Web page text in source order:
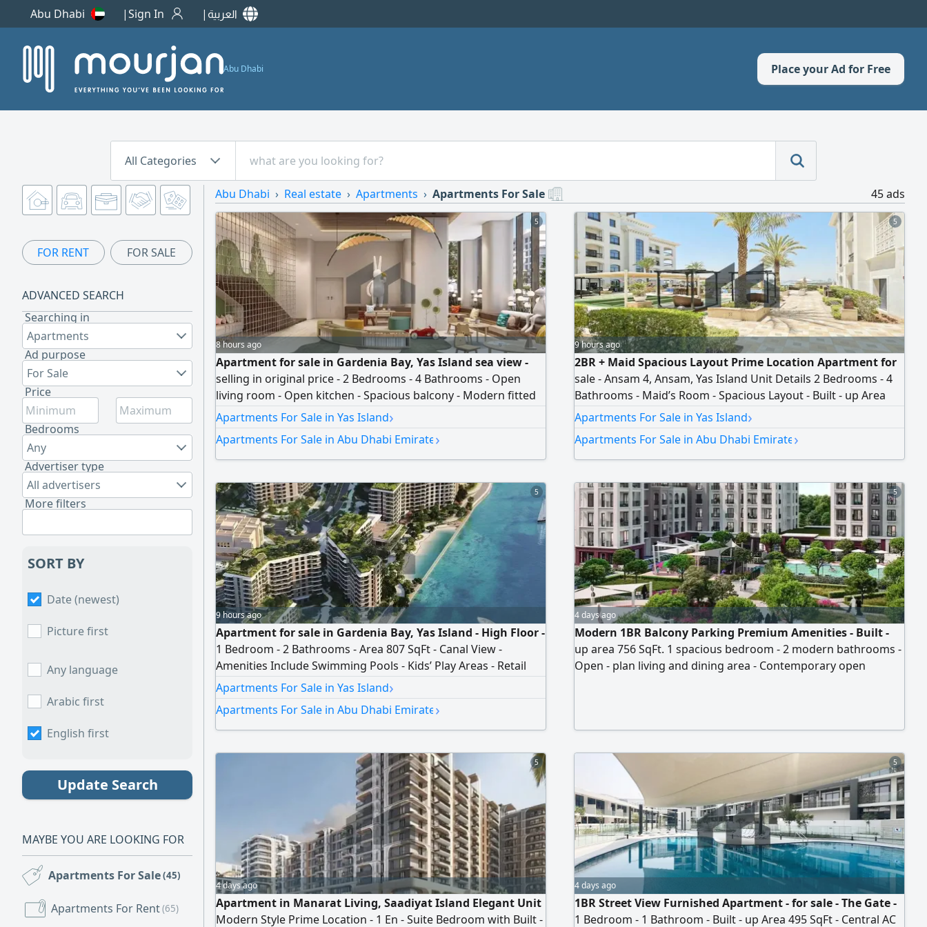
Abu Dhabi Sign In العربية
Abu Dhabi Place your Ad for Free
All Categories
FOR RENT FOR SALE
ADVANCED SEARCH
Searching in
Apartments
Ad purpose
For Sale
Price
Bedrooms
Any
Advertiser type
All advertisers
More filters
SORT BY
Date (newest)
Picture first
Any language
Arabic first
English first
Update Search
MAYBE YOU ARE LOOKING FOR
Apartments For Sale(45)
Apartments For Rent(65)
Abu Dhabi Real estate Apartments Apartments For Sale 45 ads
5
8 hours ago
Apartment for sale in Gardenia Bay, Yas Island sea view -
selling in original price - 2 Bedrooms - 4 Bathrooms - Open
living room - Open kitchen - Spacious balcony - Modern fitted
kitchen - Built - in wardrobes - price 3384000 - ref AP24214
Apartments For Sale in Yas Island›
Apartments For Sale in Abu Dhabi Emirate›
5
9 hours ago
2BR + Maid Spacious Layout Prime Location Apartment for
sale - Ansam 4, Ansam, Yas Island Unit Details 2 Bedrooms - 4
Bathrooms - Maid’s Room - Spacious Layout - Built - up Area
1636 SqFt Amenities Swimming Pools - Fitness Facilities -
Landscaped Gardens - children’ Play Areas - Community Spaces
- Covered Parking - 24/ 7 Security - price 3699000 - ref AP26910
Apartments For Sale in Yas Island›
Apartments For Sale in Abu Dhabi Emirate›
5
9 hours ago
Apartment for sale in Gardenia Bay, Yas Island - High Floor -
1 Bedroom - 2 Bathrooms - Area 807 SqFt - Canal View -
Amenities Include Swimming Pools - Kids’ Play Areas - Retail
and Dining Outlets Within the Community - Walking and
Jogging Tracks - 24/ 7 Security and Maintenance Services -
Price AED1700000 - No Brokers Please - Reference Number AP
27160
Apartments For Sale in Yas Island›
Apartments For Sale in Abu Dhabi Emirate›
5
4 days ago
Modern 1BR Balcony Parking Premium Amenities - Built -
up area 756 SqFt. 1 spacious bedroom - 2 modern bathrooms -
Open - plan living and dining area - Contemporary open
5
4 days ago
Apartment in Manarat Living, Saadiyat Island Elegant Unit
Modern Style Prime Location - 1 En - Suite Bedroom with Built -
5
4 days ago
1BR Street View Furnished Apartment - for sale - The Gate -
1 Bedroom - 1 Bathroom - Built - up Area 495 SqFt - Central AC